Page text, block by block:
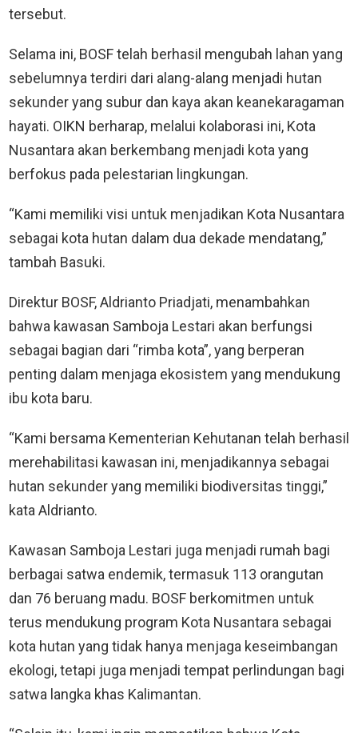
tersebut.
Selama ini, BOSF telah berhasil mengubah lahan yang
sebelumnya terdiri dari alang-alang menjadi hutan
sekunder yang subur dan kaya akan keanekaragaman
hayati. OIKN berharap, melalui kolaborasi ini, Kota
Nusantara akan berkembang menjadi kota yang
berfokus pada pelestarian lingkungan.
“Kami memiliki visi untuk menjadikan Kota Nusantara
sebagai kota hutan dalam dua dekade mendatang,”
tambah Basuki.
Direktur BOSF, Aldrianto Priadjati, menambahkan
bahwa kawasan Samboja Lestari akan berfungsi
sebagai bagian dari “rimba kota”, yang berperan
penting dalam menjaga ekosistem yang mendukung
ibu kota baru.
“Kami bersama Kementerian Kehutanan telah berhasil
merehabilitasi kawasan ini, menjadikannya sebagai
hutan sekunder yang memiliki biodiversitas tinggi,”
kata Aldrianto.
Kawasan Samboja Lestari juga menjadi rumah bagi
berbagai satwa endemik, termasuk 113 orangutan
dan 76 beruang madu. BOSF berkomitmen untuk
terus mendukung program Kota Nusantara sebagai
kota hutan yang tidak hanya menjaga keseimbangan
ekologi, tetapi juga menjadi tempat perlindungan bagi
satwa langka khas Kalimantan.